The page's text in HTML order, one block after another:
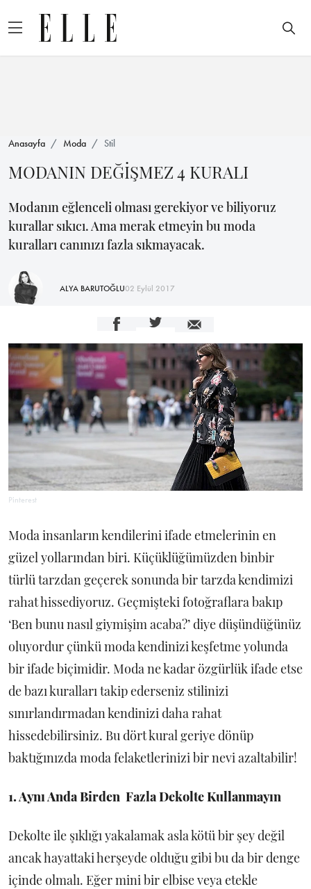
Anasayfa Moda Stil
MODANIN DEĞİŞMEZ 4 KURALI
Modanın eğlenceli olması gerekiyor ve biliyoruz
kurallar sıkıcı. Ama merak etmeyin bu moda
kuralları canınızı fazla sıkmayacak.
ALYA BARUTOĞLU02 Eylül 2017
Pinterest
Moda insanların kendilerini ifade etmelerinin en
güzel yollarından biri. Küçüklüğümüzden binbir
türlü tarzdan geçerek sonunda bir tarzda kendimizi
rahat hissediyoruz. Geçmişteki fotoğraflara bakıp
‘Ben bunu nasıl giymişim acaba?’ diye düşündüğünüz
oluyordur çünkü moda kendinizi keşfetme yolunda
bir ifade biçimidir. Moda ne kadar özgürlük ifade etse
de bazı kuralları takip ederseniz stilinizi
sınırlandırmadan kendinizi daha rahat
hissedebilirsiniz. Bu dört kural geriye dönüp
baktığınızda moda felaketlerinizi bir nevi azaltabilir!
1. Aynı Anda Birden Fazla Dekolte Kullanmayın
Dekolte ile şıklığı yakalamak asla kötü bir şey değil
ancak hayattaki herşeyde olduğu gibi bu da bir denge
içinde olmalı. Eğer mini bir elbise veya etekle